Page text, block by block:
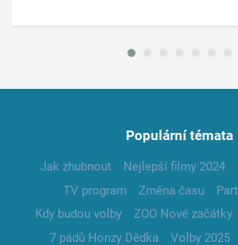
Populární témata
Jak zhubnout Nejlepší filmy 2024
TV program
Změna času
Kdy budou volby
ZOO Nové začátky
7 pádů Honzy Dědka
Volby 2025